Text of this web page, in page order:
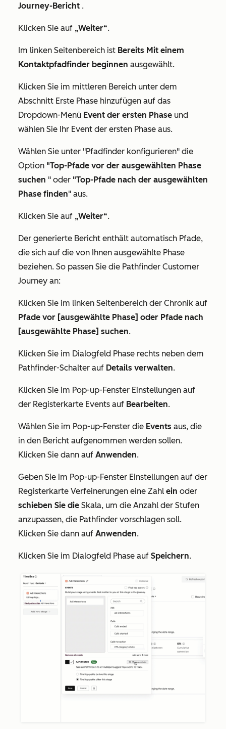
Journey-Bericht .
Klicken Sie auf „Weiter“.
Im linken Seitenbereich ist Bereits Mit einem
Kontaktpfadfinder beginnen ausgewählt.
Klicken Sie im mittleren Bereich unter dem
Abschnitt Erste Phase hinzufügen auf das
Dropdown-Menü Event der ersten Phase und
wählen Sie Ihr Event der ersten Phase aus.
Wählen Sie unter "Pfadfinder konfigurieren" die
Option "Top-Pfade vor der ausgewählten Phase
suchen " oder "Top-Pfade nach der ausgewählten
Phase finden" aus.
Klicken Sie auf „Weiter“.
Der generierte Bericht enthält automatisch Pfade,
die sich auf die von Ihnen ausgewählte Phase
beziehen. So passen Sie die Pathfinder Customer
Journey an:
Klicken Sie im linken Seitenbereich der Chronik auf
Pfade vor [ausgewählte Phase] oder Pfade nach
[ausgewählte Phase] suchen.
Klicken Sie im Dialogfeld Phase rechts neben dem
Pathfinder-Schalter auf Details verwalten.
Klicken Sie im Pop-up-Fenster Einstellungen auf
der Registerkarte Events auf Bearbeiten.
Wählen Sie im Pop-up-Fenster die Events aus, die
in den Bericht aufgenommen werden sollen.
Klicken Sie dann auf Anwenden.
Geben Sie im Pop-up-Fenster Einstellungen auf der
Registerkarte Verfeinerungen eine Zahl ein oder
schieben Sie die Skala, um die Anzahl der Stufen
anzupassen, die Pathfinder vorschlagen soll.
Klicken Sie dann auf Anwenden.
Klicken Sie im Dialogfeld Phase auf Speichern.